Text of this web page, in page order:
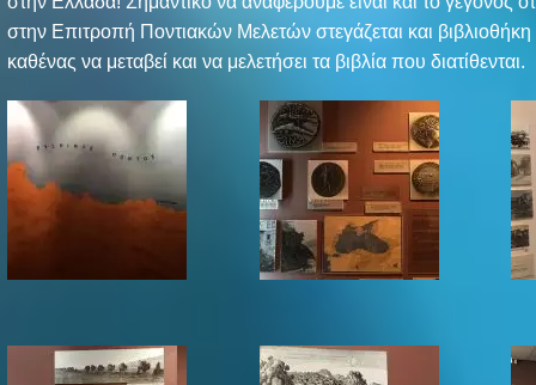
στην Επιτροπή Ποντιακών Μελετών στεγάζεται και
καθένας να μεταβεί και να μελετήσει τα βιβλία που διατίθενται.